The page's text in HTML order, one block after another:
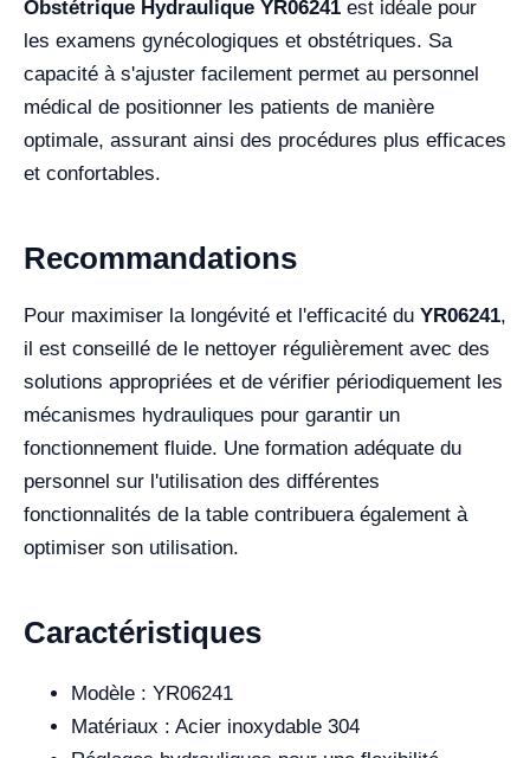
Obstétrique Hydraulique YR06241 est idéale pour
les examens gynécologiques et obstétriques. Sa
capacité à s'ajuster facilement permet au personnel
médical de positionner les patients de manière
optimale, assurant ainsi des procédures plus efficaces
et confortables.
Recommandations
Pour maximiser la longévité et l'efficacité du YR06241,
il est conseillé de le nettoyer régulièrement avec des
solutions appropriées et de vérifier périodiquement les
mécanismes hydrauliques pour garantir un
fonctionnement fluide. Une formation adéquate du
personnel sur l'utilisation des différentes
fonctionnalités de la table contribuera également à
optimiser son utilisation.
Caractéristiques
Modèle : YR06241
Matériaux : Acier inoxydable 304